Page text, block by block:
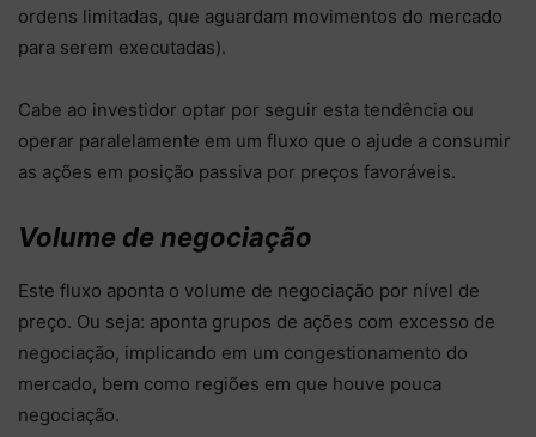
ordens limitadas, que aguardam movimentos do mercado
para serem executadas).
Cabe ao investidor optar por seguir esta tendência ou
operar paralelamente em um fluxo que o ajude a consumir
as ações em posição passiva por preços favoráveis.
Volume de negociação
Este fluxo aponta o volume de negociação por nível de
preço. Ou seja: aponta grupos de ações com excesso de
negociação, implicando em um congestionamento do
mercado, bem como regiões em que houve pouca
negociação.